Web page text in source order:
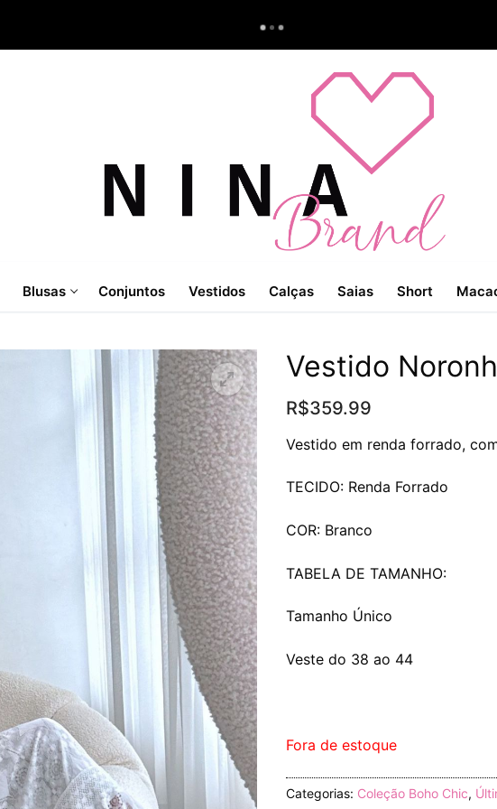
Blusas Conjuntos Vestidos Calças Saias Short
Vestido
R$359.99
Vestido em renda forrado,
TECIDO: Renda Forrado
COR: Branco
TABELA DE TAMANHO:
Tamanho Único
Veste do 38 ao 44
Fora de estoque
Categorias: Coleção Boho Chic,